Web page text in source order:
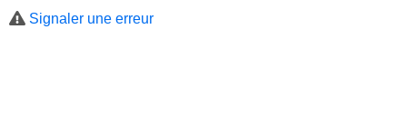
Signaler une erreur